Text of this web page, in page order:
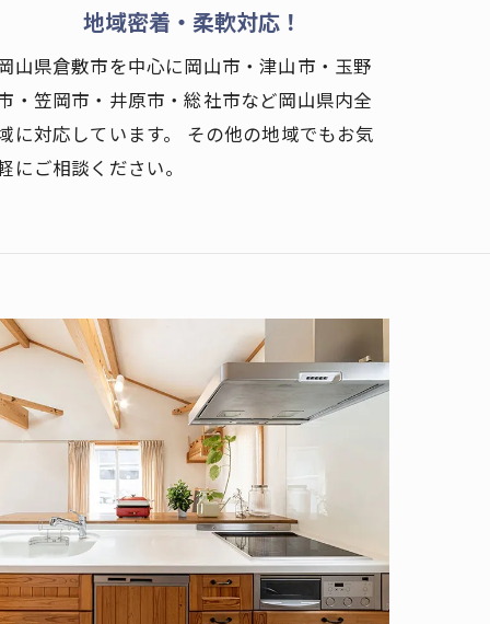
地域密着・柔軟対応！
山県倉敷市を中心に岡山市・津山市・玉野
・笠岡市・井原市・総社市など岡山県内全
に対応しています。 その他の地域でもお気
にご相談ください。